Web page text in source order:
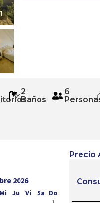
2
Baños
6
2026
Mi Ju Vi Sa Do
Precio